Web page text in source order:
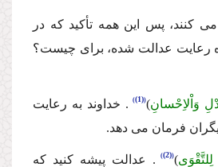
كنند، پس این همه تأكید كه در
رعایت عدالت شده، براى چیست؟
وَاْلاِحْسانِ)
(1)
. خداوند به رعایت
فرمان مى دهد.
)
(2)
.
عدالت پیشه كنید كه